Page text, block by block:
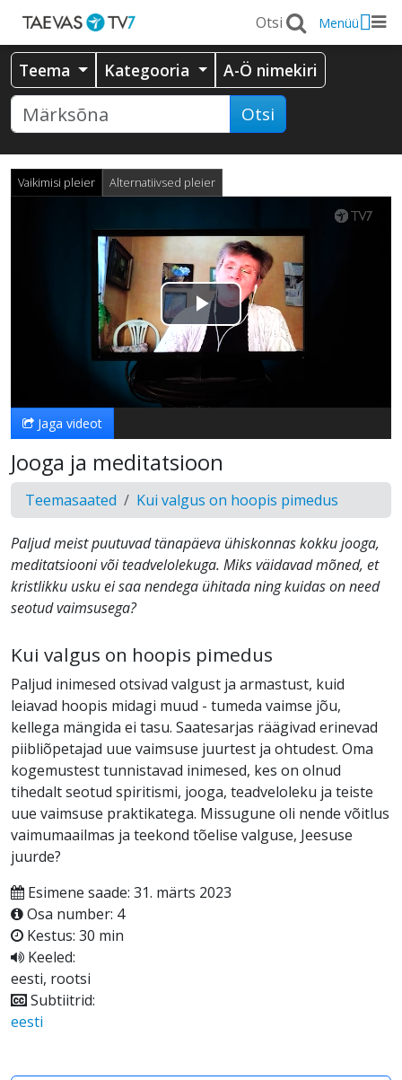
Menüü
Teema Kategooria A-Ö nimekiri
Otsi
Vaikimisi pleier Alternatiivsed pleier
Esita
video
Jaga videot
Jooga ja meditatsioon
Teemasaated Kui valgus on hoopis pimedus
Paljud meist puutuvad tänapäeva ühiskonnas kokku jooga,
meditatsiooni või teadvelolekuga. Miks väidavad mõned, et
kristlikku usku ei saa nendega ühitada ning kuidas on need
seotud vaimsusega?
Kui valgus on hoopis pimedus
Paljud inimesed otsivad valgust ja armastust, kuid
leiavad hoopis midagi muud - tumeda vaimse jõu,
kellega mängida ei tasu. Saatesarjas räägivad erinevad
piibliõpetajad uue vaimsuse juurtest ja ohtudest. Oma
kogemustest tunnistavad inimesed, kes on olnud
tihedalt seotud spiritismi, jooga, teadveloleku ja teiste
uue vaimsuse praktikatega. Missugune oli nende võitlus
vaimumaailmas ja teekond tõelise valguse, Jeesuse
juurde?
Esimene saade: 31. märts 2023
Osa number: 4
Kestus: 30 min
Keeled:
eesti, rootsi
Subtiitrid:
eesti